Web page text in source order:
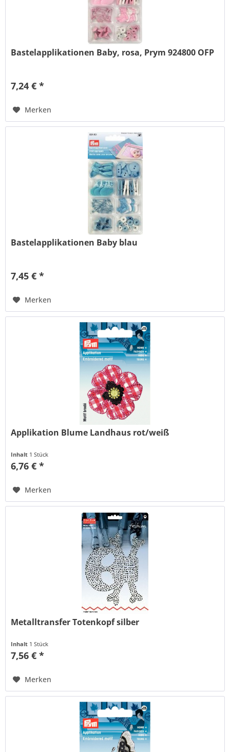
Bastelapplikationen Baby, rosa, Prym 924800 OFP
7,24 € *
Merken
Bastelapplikationen Baby blau
7,45 € *
Merken
Applikation Blume Landhaus rot/weiß
Inhalt 1 Stück
6,76 € *
Merken
Metalltransfer Totenkopf silber
Inhalt 1 Stück
7,56 € *
Merken